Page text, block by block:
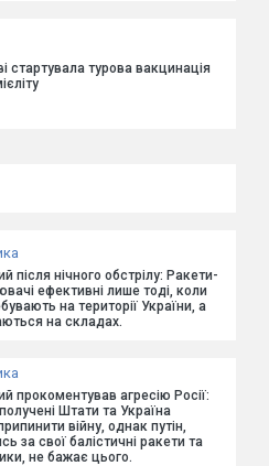
стартувала турова вакцинація
після нічного обстрілу: Ракети-
ефективні лише тоді, коли
на території України, а
на складах.
прокоментував агресію Росії:
Штати та Україна
війну, однак путін,
за свої балістичні ракети та
не бажає цього.